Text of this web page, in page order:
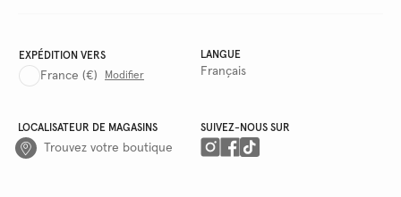
EXPÉDITION VERS
France (€) Modifier
LANGUE
Français
LOCALISATEUR DE MAGASINS
Trouvez votre boutique
SUIVEZ-NOUS SUR